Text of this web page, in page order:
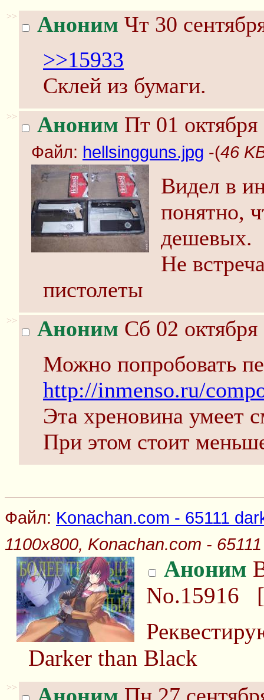
>> Аноним Чт 30
>>15933
Склей из бумаги.
>> Аноним Пт 01
Файл: hellsingguns.jpg -(46
Видел в
понятно,
дешевых.
Не
пистолеты
>> Аноним Сб 02
Можно попробовать
http://inmenso.ru/
Эта хреновина умеет
При этом стоит
Файл: Konachan.com - 65111
1100x800, Konachan.com -
Аноним
No.15916 [
Darker than Black
>>